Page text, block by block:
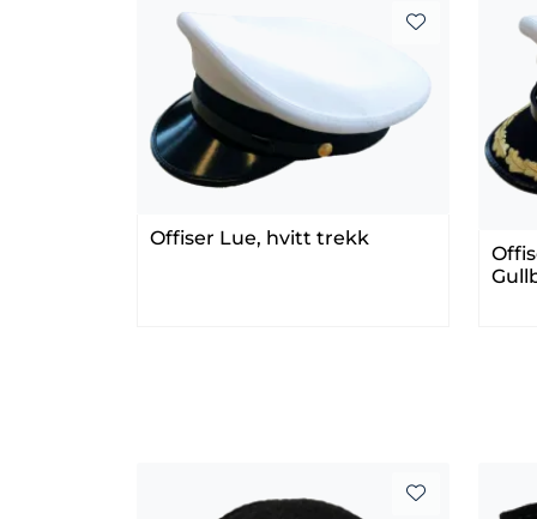
Offiser Lue, hvitt trekk